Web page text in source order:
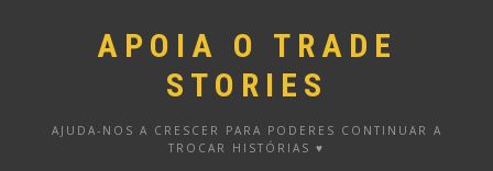
APOIA O TRADE
STORIES
AJUDA-NOS A CRESCER PARA PODERES CONTINUAR A
TROCAR HISTÓRIAS ♥